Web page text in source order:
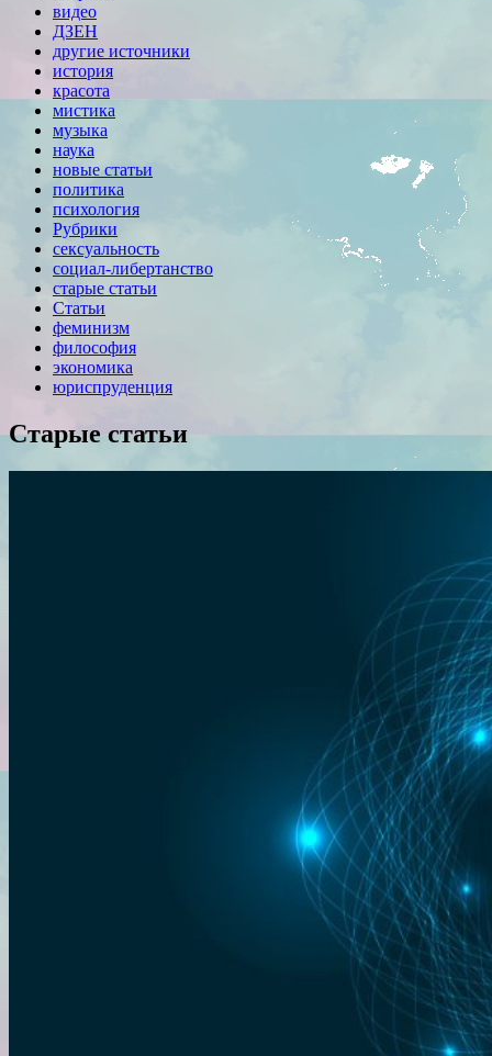
видео
ДЗЕН
другие источники
история
красота
мистика
музыка
наука
новые статьи
политика
психология
Рубрики
сексуальность
социал-либертанство
старые статьи
Статьи
феминизм
философия
экономика
юриспруденция
Старые статьи